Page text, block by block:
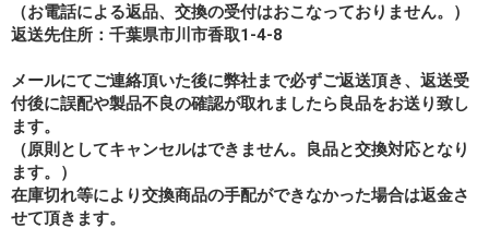
（お電話による返品、交換の受付はおこなっておりません。）
返送先住所：千葉県市川市香取1-4-8
メールにてご連絡頂いた後に弊社まで必ずご返送頂き、返送受
付後に誤配や製品不良の確認が取れましたら良品をお送り致し
ます。
（原則としてキャンセルはできません。良品と交換対応となり
ます。）
在庫切れ等により交換商品の手配ができなかった場合は返金さ
せて頂きます。